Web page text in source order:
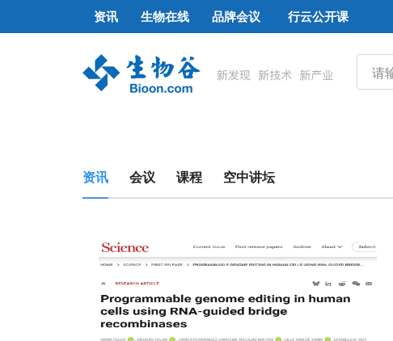
资讯 生物在线 品牌会议 行云公开课
资讯 会议 课程 空中讲坛